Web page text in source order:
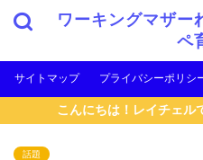
ワーキングマザー
ペ
サイトマップ プライバシーポリシ
こんにちは！レイチェル
話題